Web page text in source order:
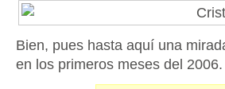
Bien, pues hasta aquí una
en los primeros meses del